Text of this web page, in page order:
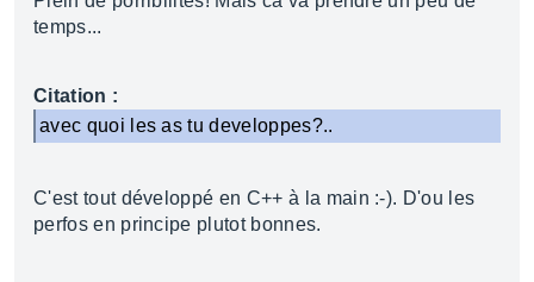
temps...
Citation :
avec quoi les as tu developpes?..
C'est tout développé en C++ à la main :-). D'ou les
perfos en principe plutot bonnes.